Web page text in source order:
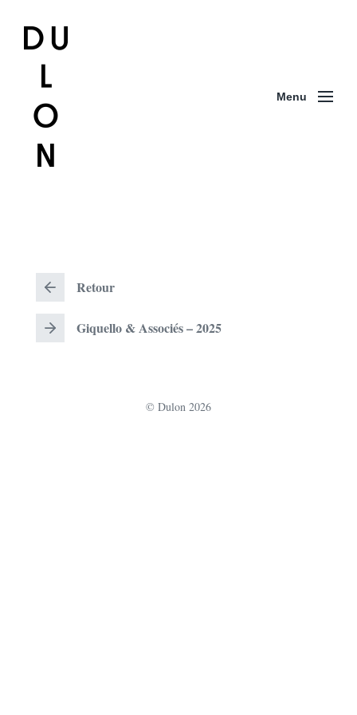
Menu
R
e
t
o
Retour
Giquello & Associés – 2025
© Dulon 2026